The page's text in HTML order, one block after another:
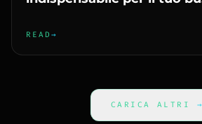
READ →
CARICA ALTRI →